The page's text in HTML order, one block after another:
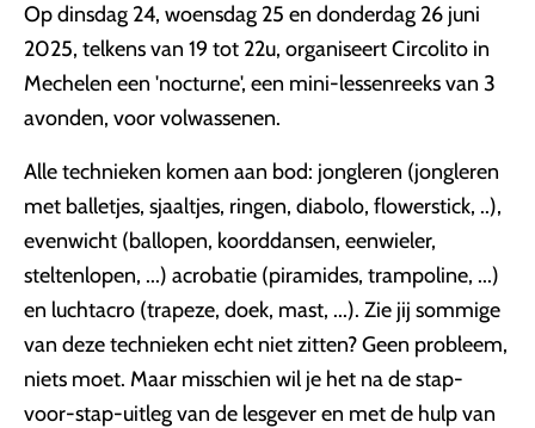
Op dinsdag 24, woensdag 25 en donderdag 26 juni
2025, telkens van 19 tot 22u, organiseert Circolito in
Mechelen een 'nocturne', een mini-lessenreeks van 3
avonden, voor volwassenen.
Alle technieken komen aan bod: jongleren (jongleren
met balletjes, sjaaltjes, ringen, diabolo, flowerstick, ..),
evenwicht (ballopen, koorddansen, eenwieler,
steltenlopen, ...) acrobatie (piramides, trampoline, ...)
en luchtacro (trapeze, doek, mast, ...). Zie jij sommige
van deze technieken echt niet zitten? Geen probleem,
niets moet. Maar misschien wil je het na de stap-
voor-stap-uitleg van de lesgever en met de hulp van